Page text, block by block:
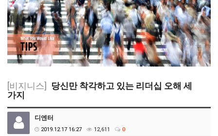
[비지니스]
당신만 착각하고 있는 리더십 오해 세
가지
디엔터
2019.12.17 16:27 12,611 0